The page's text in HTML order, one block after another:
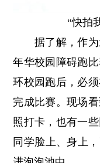
“快拍
据了解，作为
年华校园障碍跑
环校园跑后，必
完成比赛。现场
照打卡，也有一
同学脸上、身上